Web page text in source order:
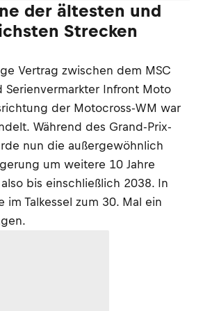
der ältesten und
Strecken
Vertrag zwischen dem MSC
Serienvermarkter Infront Moto
der Motocross-WM war
Während des Grand-Prix-
nun die außergewöhnlich
um weitere 10 Jahre
bis einschließlich 2038. In
im Talkessel zum 30. Mal ein